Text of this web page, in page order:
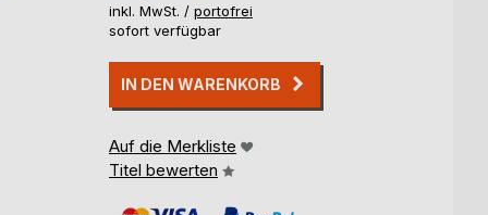
inkl. MwSt. / portofrei
sofort verfügbar
IN DEN WARENKORB
Auf die Merkliste
Titel bewerten